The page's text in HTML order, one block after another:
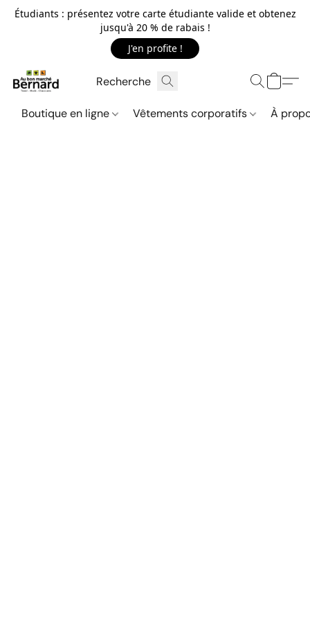
Étudiants : présentez votre carte étudiante valide et obtenez
jusqu'à 20 % de rabais !
J'en profite !
Boutique en ligne Vêtements corporatifs À